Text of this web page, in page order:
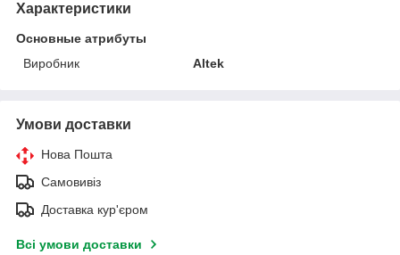
Характеристики
Основные атрибуты
Виробник
Altek
Умови доставки
Нова Пошта
Самовивіз
Доставка кур'єром
Всі умови доставки